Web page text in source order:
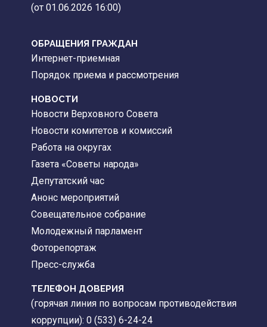
(от 01.06.2026 16:00)
ОБРАЩЕНИЯ ГРАЖДАН
Интернет-приемная
Порядок приема и рассмотрения
НОВОСТИ
Новости Верховного Совета
Новости комитетов и комиссий
Работа на округах
Газета «Советы народа»
Депутатский час
Анонс мероприятий
Совещательное собрание
Молодежный парламент
Фоторепортаж
Пресс-служба
ТЕЛЕФОН ДОВЕРИЯ
(горячая линия по вопросам противодействия
коррупции): 0 (533) 6-24-24